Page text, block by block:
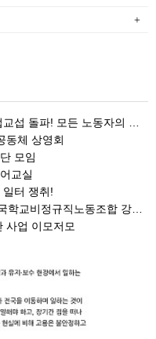
동기본권 쟁취! 민주노총 7.15 총파업대회
동체 상영회
모임
교실
터 쟁취!
동조합 강원지부 김유미 춘천지회장
사업 이모저모